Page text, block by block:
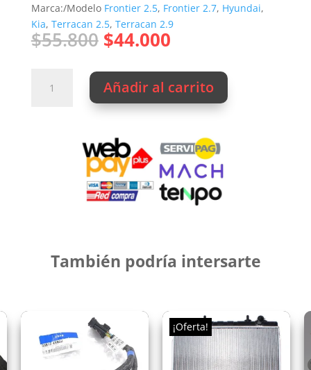
Marca:/Modelo Frontier 2.5, Frontier 2.7, Hyundai,
Kia, Terracan 2.5, Terracan 2.9
$55.800 El
precio
original
era:
$55.800.
$44.000El
actual
es:
$44.000.
CENTRIFUGO
TERRACAN
Añadir al carrito
También podría intersarte
¡Oferta!